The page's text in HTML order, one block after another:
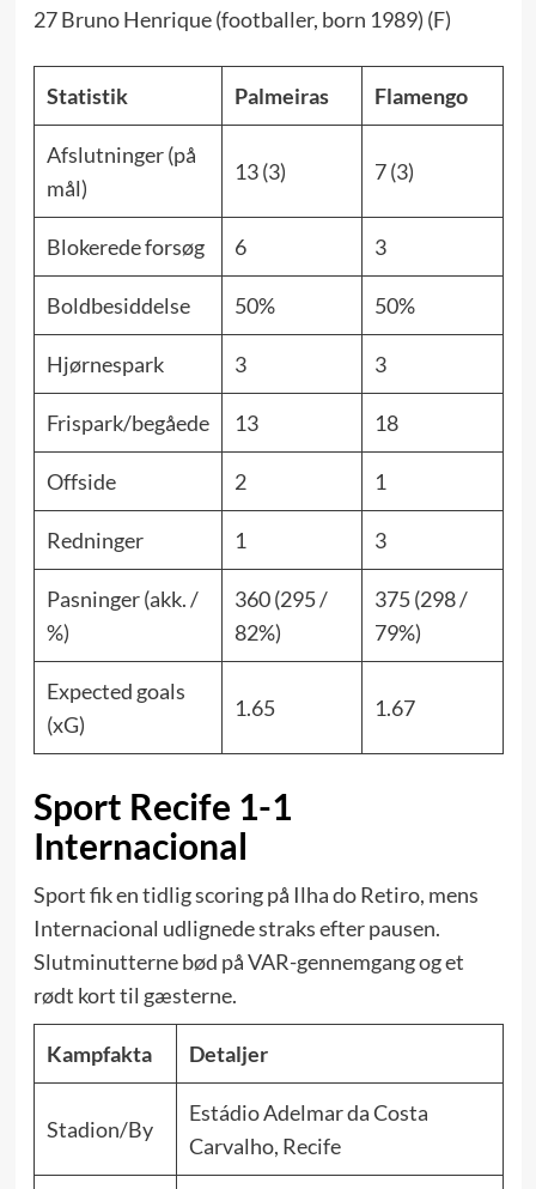
27 Bruno Henrique (footballer, born 1989) (F)
Statistik Palmeiras Flamengo
Afslutninger (på
mål)
13 (3) 7 (3)
Blokerede forsøg 6 3
Boldbesiddelse 50% 50%
Hjørnespark 3 3
Frispark/begåede 13 18
Offside 2 1
Redninger 1 3
Pasninger (akk. /
%)
360 (295 /
82%)
375 (298 /
79%)
Expected goals
(xG)
1.65 1.67
Sport Recife 1-1
Internacional
Sport fik en tidlig scoring på Ilha do Retiro, mens
Internacional udlignede straks efter pausen.
Slutminutterne bød på VAR-gennemgang og et
rødt kort til gæsterne.
Kampfakta Detaljer
Stadion/By
Estádio Adelmar da Costa
Carvalho, Recife